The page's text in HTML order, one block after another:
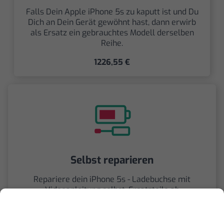
Falls Dein Apple iPhone 5s zu kaputt ist und Du
Dich an Dein Gerät gewöhnt hast, dann erwirb
als Ersatz ein gebrauchtes Modell derselben
Reihe.
1226,55 €
Selbst reparieren
Repariere dein iPhone 5s - Ladebuchse mit
Videoanleitung selbst. Ersatzteile ab